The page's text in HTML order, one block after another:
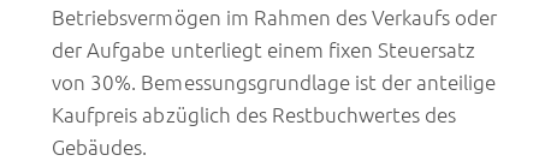
Betriebsvermögen im Rahmen des Verkaufs oder
der Aufgabe unterliegt einem fixen Steuersatz
von 30%. Bemessungsgrundlage ist der anteilige
Kaufpreis abzüglich des Restbuchwertes des
Gebäudes.